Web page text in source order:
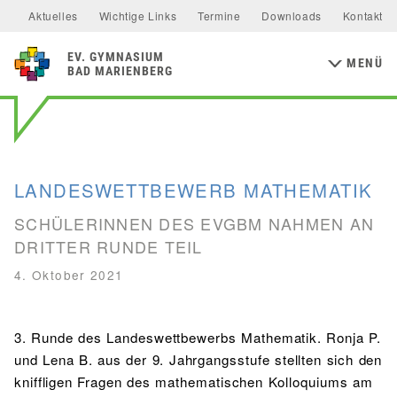
Aktuelles Wichtige Links Termine Downloads Kontakt
EV GYMNASIUM
BAD MARIENBERG
MENÜ
Mensa & Bistro
Speiseplan
Ernährungskonzept
Flüchtlingsarbeit
Inklusion
Schulsanitätsdienst
Bildungs- und Kulturforum
MINT-freundliche Schule
PERSONEN
Schulleitung
Kollegium
Funktionen & Aufgabenbereiche
Aktuelles Utho Ngathi
Mathematik Physik
Chemie
Informatik Junior-Ingenieur-Akademie
Erdkunde Geschichte Sozialkunde
RELIGION & PHILOSOPHIE
Religion Philosophie
MUSISCHE FÄCHER
Bildende Kunst Musik
MITTELSTUFE
Wahlfächer
MAINZER STUDIENSTUFE
Arbeiten im Westerwaldkreis
Aktuelles
Klassen 5 & 6
Klassen 7 & 8
Unterstützer & Förderer
Förderverein
Schulelternbeirat
Geschwister Renate Knautz & Erhard Heer-Stiftung
Kalender
LANDESWETTBEWERB MATHEMATIK
SCHÜLERINNEN DES EVGBM NAHMEN AN
DRITTER RUNDE TEIL
4. Oktober 2021
3. Runde des Landeswettbewerbs Mathematik. Ronja P.
und Lena B. aus der 9. Jahrgangsstufe stellten sich den
kniffligen Fragen des mathematischen Kolloquiums am